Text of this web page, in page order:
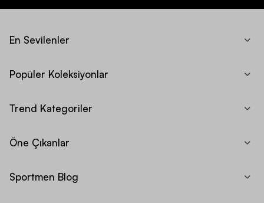
En Sevilenler
Popüler Koleksiyonlar
Trend Kategoriler
Öne Çıkanlar
Sportmen Blog